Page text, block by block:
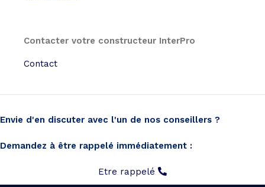
Contacter votre constructeur InterPro
Contact
Envie d'en discuter avec l'un de nos conseillers ?
Demandez à être rappelé immédiatement :
Etre rappelé